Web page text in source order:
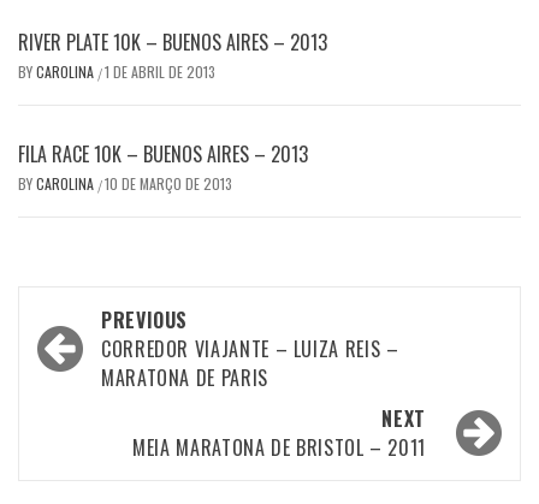
RIVER PLATE 10K – BUENOS AIRES – 2013
BYCAROLINA /1 DE ABRIL DE 2013
FILA RACE 10K – BUENOS AIRES – 2013
BYCAROLINA /10 DE MARÇO DE 2013
Post
navigation
PREVIOUS
CORREDOR VIAJANTE – LUIZA REIS –
MARATONA DE PARIS
NEXT
MEIA MARATONA DE BRISTOL – 2011